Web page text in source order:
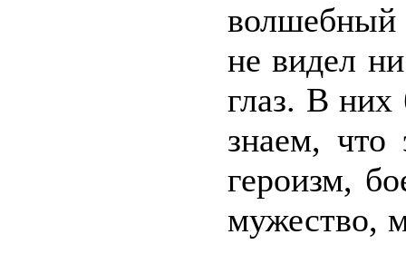
волшебный
не видел
глаз. В
знаем, что
героизм,
мужество,